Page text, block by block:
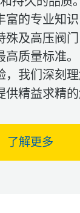
富的专业知
殊及高压阀门
高质量标准。
，我们深刻
供精益求精
了解更多